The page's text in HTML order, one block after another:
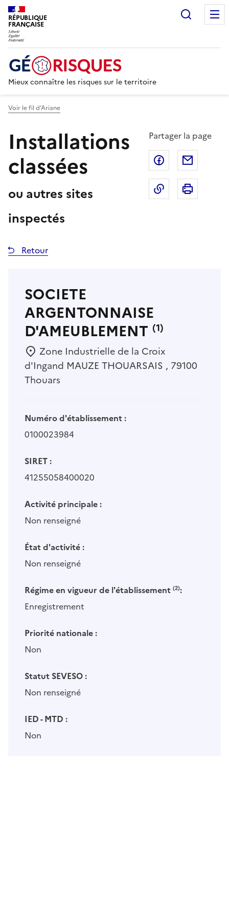
RÉPUBLIQUE
FRANÇAISE
Mieux connaître les risques sur le territoire
Voir le fil d’Ariane
Installations
classées
ou autres sites
inspectés
Partager la page
Partager sur
Copier dans
Retour
SOCIETE
ARGENTONNAISE
D'AMEUBLEMENT (1)
Zone Industrielle de la Croix
d'Ingand MAUZE THOUARSAIS , 79100
Thouars
Numéro d'établissement :
0100023984
SIRET :
41255058400020
Activité principale :
Non renseigné
État d'activité :
Non renseigné
Régime en vigueur de l'établissement (2):
Enregistrement
Priorité nationale :
Non
Statut SEVESO :
Non renseigné
IED - MTD :
Non